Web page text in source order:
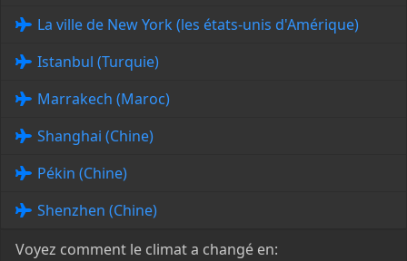
La ville de New York (les états-unis d'Amérique)
Istanbul (Turquie)
Marrakech (Maroc)
Shanghai (Chine)
Pékin (Chine)
Shenzhen (Chine)
Voyez comment le climat a changé en: